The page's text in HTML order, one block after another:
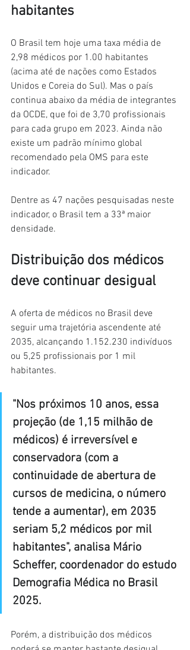
habitantes
O Brasil tem hoje uma taxa média de
2,98 médicos por 1.00 habitantes
(acima até de nações como Estados
Unidos e Coreia do Sul). Mas o país
continua abaixo da média de integrantes
da OCDE, que foi de 3,70 profissionais
para cada grupo em 2023. Ainda não
existe um padrão mínimo global
recomendado pela OMS para este
indicador.
Dentre as 47 nações pesquisadas neste
indicador, o Brasil tem a 33ª maior
densidade.
Distribuição dos médicos
deve continuar desigual
A oferta de médicos no Brasil deve
seguir uma trajetória ascendente até
2035, alcançando 1.152.230 indivíduos
ou 5,25 profissionais por 1 mil
habitantes.
"Nos próximos 10 anos, essa
projeção (de 1,15 milhão de
médicos) é irreversível e
conservadora (com a
continuidade de abertura de
cursos de medicina, o número
tende a aumentar), em 2035
seriam 5,2 médicos por mil
habitantes", analisa Mário
Scheffer, coordenador do estudo
Demografia Médica no Brasil
2025.
Porém, a distribuição dos médicos